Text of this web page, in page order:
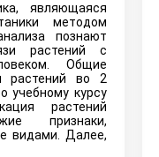
являющаяся
методом
познают
растений с
Общие
растений во 2
учебному курсу
растений
признаки,
видами. Далее,